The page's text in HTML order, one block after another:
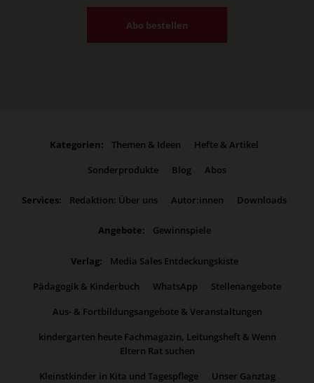
Abo bestellen
Kategorien: Themen & Ideen
Hefte & Artikel
Sonderprodukte
Blog Abos
Services: Redaktion: Über uns Autor:innen Downloads
Angebote: Gewinnspiele
Verlag:
Media Sales Entdeckungskiste
Pädagogik & Kinderbuch
WhatsApp
Stellenangebote
Aus- & Fortbildungsangebote & Veranstaltungen
kindergarten heute Fachmagazin, Leitungsheft & Wenn
Eltern Rat suchen
Kleinstkinder in Kita und Tagespflege
Unser Ganztag